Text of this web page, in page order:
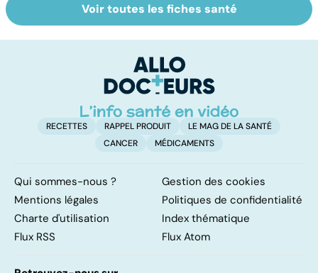
Tout savoir sur
les infections
Inflammation des
amygdales : que
d'angine ?
Voir toutes les fiches santé
RECETTES RAPPEL PRODUIT
LE MAG DE LA SANTÉ
CANCER
MÉDICAMENTS
Qui sommes-nous ?
Gestion des cookies
Mentions légales
Politiques de confidentialité
Charte d'utilisation
Index thématique
Flux RSS
Flux Atom